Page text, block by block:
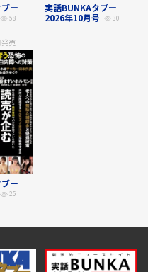
ー
58
実話BUNKAタブー
2026年10月号
30
発売
ー
25